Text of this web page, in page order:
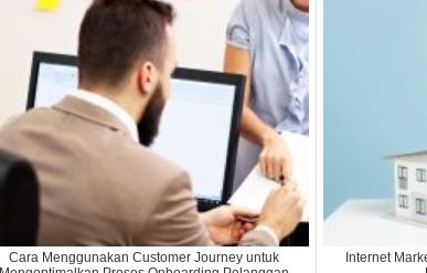
Cara Menggunakan Customer Journey untuk
Internet